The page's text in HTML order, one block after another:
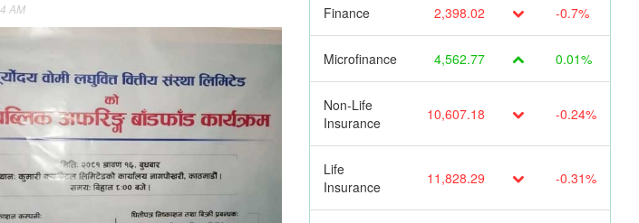
AM Finance 2,398.02 -0.7%
Microfinance 4,562.77 0.01%
Non-Life
Insurance
10,607.18 -0.24%
Life
Insurance
11,828.29 -0.31%